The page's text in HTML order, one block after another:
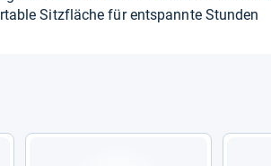
Sitz­flä­che für ent­spannte Stun­den